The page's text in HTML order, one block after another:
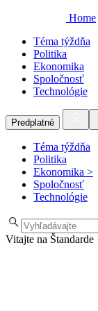
Home
Téma týždňa
Politika
Ekonomika
Spoločnosť
Technológie
Predplatné
Téma týždňa
Politika
Ekonomika >
Spoločnosť
Technológie
Vitajte na Štandarde